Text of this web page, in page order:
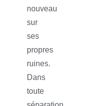
nouveau
sur
ses
propres
ruines.
Dans
toute